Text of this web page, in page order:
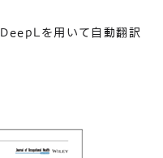
を用いて自動翻訳